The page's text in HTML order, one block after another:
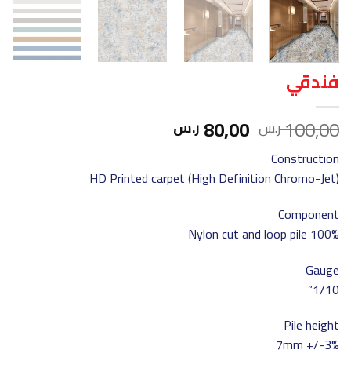
فندقي
100,00ر.س السعر
الأصلي
هو:
100,00 ر.س.
80,00 ر.س
هو:
80,00 ر.س.
Construction
HD Printed carpet (High Definition Chromo-Jet)
Component
100% Nylon cut and loop pile
Gauge
1/10”
Pile height
7mm +/-3%